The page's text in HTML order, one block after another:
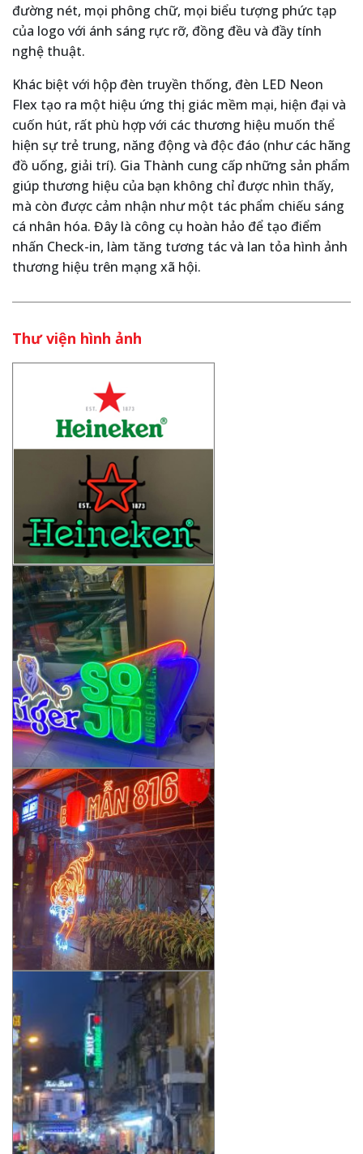
đường nét, mọi phông chữ, mọi biểu tượng phức tạp
của logo với ánh sáng rực rỡ, đồng đều và đầy tính
nghệ thuật.
Khác biệt với hộp đèn truyền thống, đèn LED Neon
Flex tạo ra một hiệu ứng thị giác mềm mại, hiện đại và
cuốn hút, rất phù hợp với các thương hiệu muốn thể
hiện sự trẻ trung, năng động và độc đáo (như các hãng
đồ uống, giải trí). Gia Thành cung cấp những sản phẩm
giúp thương hiệu của bạn không chỉ được nhìn thấy,
mà còn được cảm nhận như một tác phẩm chiếu sáng
cá nhân hóa. Đây là công cụ hoàn hảo để tạo điểm
nhấn Check-in, làm tăng tương tác và lan tỏa hình ảnh
thương hiệu trên mạng xã hội.
Thư viện hình ảnh